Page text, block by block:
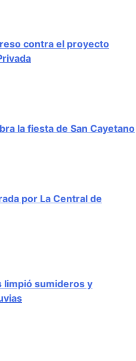
contra el proyecto
la fiesta de San Cayetano
por La Central de
limpió sumideros y